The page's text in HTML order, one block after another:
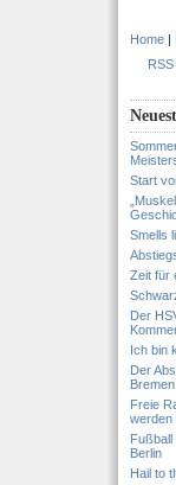
Home |
Start
Smells
Zeit für
Der
Ich bin
Der
Bremen
Freie
werden
Fußball
Berlin
Hail to